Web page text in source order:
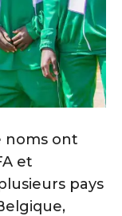
noms ont
et
pays